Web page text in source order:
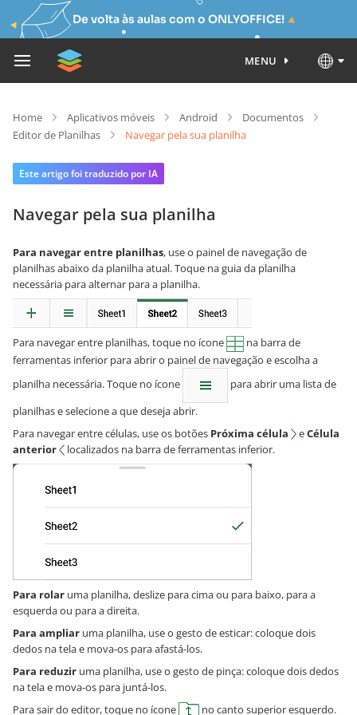
De volta às aulas com o ONLYOFFICE!
MENU
Home Aplicativos móveis Android
Documentos
Editor de Planilhas
Navegar pela sua planilha
Este artigo foi traduzido por IA
Navegar pela sua planilha
Para navegar entre planilhas, use o painel de navegação de
planilhas abaixo da planilha atual. Toque na guia da planilha
necessária para alternar para a planilha.
Para navegar entre planilhas, toque no ícone
na barra de
ferramentas inferior para abrir o painel de navegação e escolha a
planilha necessária. Toque no ícone
para abrir uma lista de
planilhas e selecione a que deseja abrir.
Para navegar entre células, use os botões Próxima célula eCélula
anterior
localizados na barra de ferramentas inferior.
Para rolar uma planilha, deslize para cima ou para baixo, para a
esquerda ou para a direita.
Para ampliar uma planilha, use o gesto de esticar: coloque dois
dedos na tela e mova-os para afastá-los.
Para reduzir uma planilha, use o gesto de pinça: coloque dois dedos
na tela e mova-os para juntá-los.
Para sair do editor, toque no ícone
no canto superior esquerdo.